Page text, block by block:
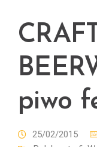
CRAFT
piwo
25/02/2015